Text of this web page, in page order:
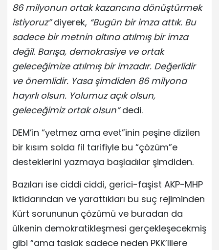
86 milyonun ortak kazancına dönüştürmek
istiyoruz”diyerek, “Bugün bir imza attık. Bu
sadece bir metnin altına atılmış bir imza
değil. Barışa, demokrasiye ve ortak
geleceğimize atılmış bir imzadır. Değerlidir
ve önemlidir. Yasa şimdiden 86 milyona
hayırlı olsun. Yolumuz açık olsun,
geleceğimiz ortak olsun”dedi.
DEM’in “yetmez ama evet”inin peşine dizilen
bir kısım solda fil tarifiyle bu “çözüm”e
desteklerini yazmaya başladılar şimdiden.
Bazıları ise ciddi ciddi, gerici-faşist AKP-MHP
iktidarından ve yarattıkları bu suç rejiminden
Kürt sorununun çözümü ve buradan da
ülkenin demokratikleşmesi gerçekleşecekmiş
gibi “ama taslak sadece neden PKK’lilere